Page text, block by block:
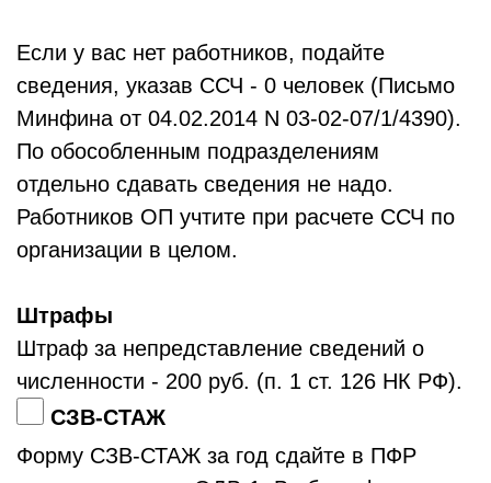
Если у вас нет работников, подайте
сведения, указав ССЧ - 0 человек (Письмо
Минфина от 04.02.2014 N 03-02-07/1/4390).
По обособленным подразделениям
отдельно сдавать сведения не надо.
Работников ОП учтите при расчете ССЧ по
организации в целом.
Штрафы
Штраф за непредставление сведений о
численности - 200 руб. (п. 1 ст. 126 НК РФ).
СЗВ-СТАЖ
Форму СЗВ-СТАЖ за год сдайте в ПФР